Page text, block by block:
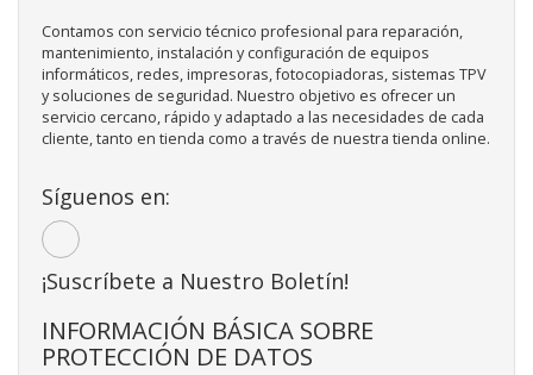
Contamos con servicio técnico profesional para reparación,
mantenimiento, instalación y configuración de equipos
informáticos, redes, impresoras, fotocopiadoras, sistemas TPV
y soluciones de seguridad. Nuestro objetivo es ofrecer un
servicio cercano, rápido y adaptado a las necesidades de cada
cliente, tanto en tienda como a través de nuestra tienda online.
Síguenos en:
¡Suscríbete a Nuestro Boletín!
INFORMACIÓN BÁSICA SOBRE
PROTECCIÓN DE DATOS